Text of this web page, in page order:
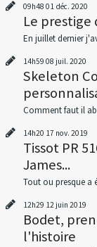
09h48 01 déc. 2020
Le
En juillet dernier
14h59 08 juil. 2020
Skeleton
Comment faut il
14h20 17 nov. 2019
Tissot PR
James...
Tout ou presque a
12h29 12 juin 2019
Bodet,
l'histoire